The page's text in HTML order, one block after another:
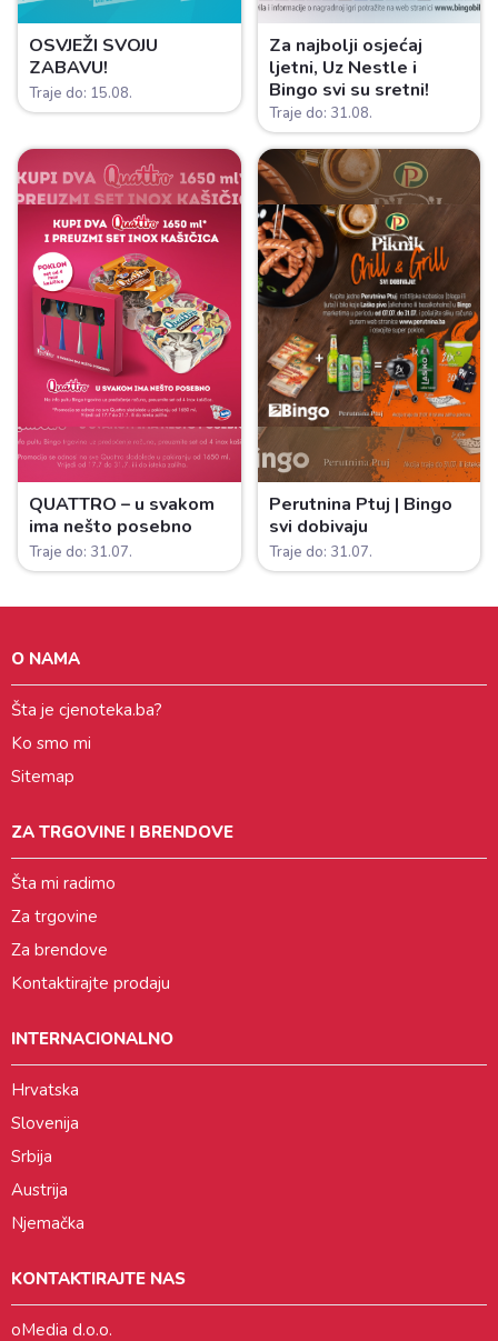
OSVJEŽI SVOJU
ZABAVU!
Traje do: 15.08.
Za najbolji osjećaj
ljetni, Uz Nestle i
Bingo svi su sretni!
Traje do: 31.08.
QUATTRO – u svakom
ima nešto posebno
Traje do: 31.07.
Perutnina Ptuj | Bingo
svi dobivaju
Traje do: 31.07.
O NAMA
Šta je cjenoteka.ba?
Ko smo mi
Sitemap
ZA TRGOVINE I BRENDOVE
Šta mi radimo
Za trgovine
Za brendove
Kontaktirajte prodaju
INTERNACIONALNO
Hrvatska
Slovenija
Srbija
Austrija
Njemačka
KONTAKTIRAJTE NAS
oMedia d.o.o.